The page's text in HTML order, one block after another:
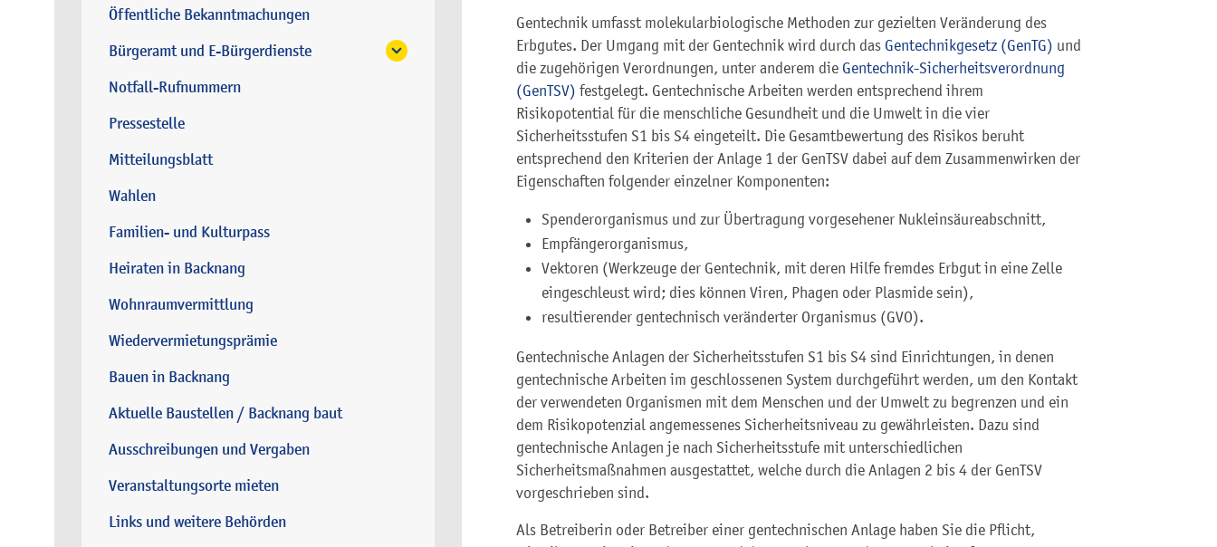
Öffentliche Bekanntmachungen
Bürgeramt und E-Bürgerdienste
Notfall-Rufnummern
Pressestelle
Mitteilungsblatt
Wahlen
Familien- und Kulturpass
Heiraten in Backnang
Wohnraumvermittlung
Wiedervermietungsprämie
Bauen in Backnang
Aktuelle Baustellen / Backnang baut
Ausschreibungen und Vergaben
Veranstaltungsorte mieten
Links und weitere Behörden
Gentechnik umfasst molekularbiologische Methoden zur gezielten Veränderung des
Erbgutes. Der Umgang mit der Gentechnik wird durch das Gentechnikgesetz (GenTG) und
die zugehörigen Verordnungen, unter anderem die Gentechnik-Sicherheitsverordnung
(GenTSV) festgelegt. Gentechnische Arbeiten werden entsprechend ihrem
Risikopotential für die menschliche Gesundheit und die Umwelt in die vier
Sicherheitsstufen S1 bis S4 eingeteilt. Die Gesamtbewertung des Risikos beruht
entsprechend den Kriterien der Anlage 1 der GenTSV dabei auf dem Zusammenwirken der
Eigenschaften folgender einzelner Komponenten:
Spenderorganismus und zur Übertragung vorgesehener Nukleinsäureabschnitt,
Empfängerorganismus,
Vektoren (Werkzeuge der Gentechnik, mit deren Hilfe fremdes Erbgut in eine Zelle
eingeschleust wird; dies können Viren, Phagen oder Plasmide sein),
resultierender gentechnisch veränderter Organismus (GVO).
Gentechnische Anlagen der Sicherheitsstufen S1 bis S4 sind Einrichtungen, in denen
gentechnische Arbeiten im geschlossenen System durchgeführt werden, um den Kontakt
der verwendeten Organismen mit dem Menschen und der Umwelt zu begrenzen und ein
dem Risikopotenzial angemessenes Sicherheitsniveau zu gewährleisten. Dazu sind
gentechnische Anlagen je nach Sicherheitsstufe mit unterschiedlichen
Sicherheitsmaßnahmen ausgestattet, welche durch die Anlagen 2 bis 4 der GenTSV
vorgeschrieben sind.
Als Betreiberin oder Betreiber einer gentechnischen Anlage haben Sie die Pflicht,